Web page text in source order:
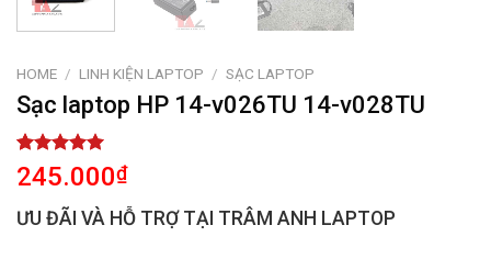
HOME / LINH KIỆN LAPTOP / SẠC LAPTOP
Sạc laptop HP 14-v026TU 14-v028TU
Rated 5.00
out of 5
based on
2
customer
245.000₫
ƯU ĐÃI VÀ HỖ TRỢ TẠI TRÂM ANH LAPTOP